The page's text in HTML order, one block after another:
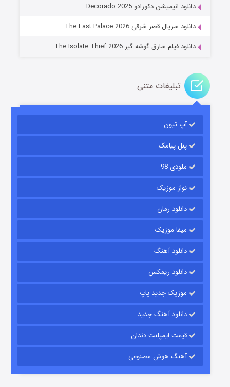
قسمت۲ (زیرنویس) منتشر شد
قسمت
دانلود انیمیشن دکورادو Decorado 2025
دانلود سریال قصر شرقی The East Palace 2026
دانلود فیلم سارق گوشه گیر The Isolate Thief 2026
تبلیغات متنی
آپ تیون
پنل پیامک
ملودی 98
نواز موزیک
دانلود رمان
میفا موزیک
دانلود آهنگ
دانلود ریمکس
موزیک جدید پاپ
دانلود آهنگ جدید
قیمت ایمپلنت دندان
آهنگ هوش مصنوعی